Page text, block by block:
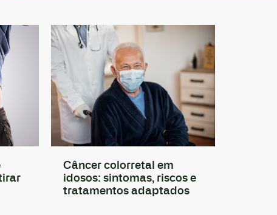
Câncer colorretal em
idosos: sintomas, riscos e
tratamentos adaptados